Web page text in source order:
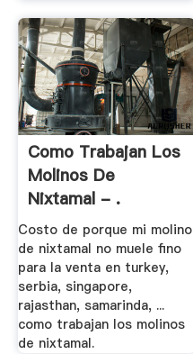
Como Trabajan Los
Molinos De
Nixtamal - .
Costo de porque mi molino
de nixtamal no muele fino
para la venta en turkey,
serbia, singapore,
rajasthan, samarinda, ...
como trabajan los molinos
de nixtamal.